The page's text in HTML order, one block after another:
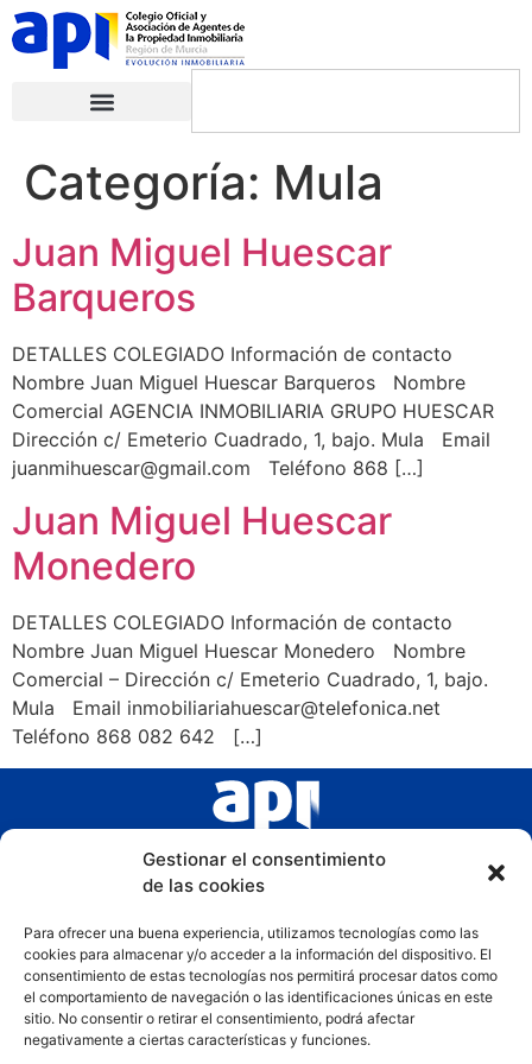
Gestionar el consentimiento
de las cookies
Para ofrecer una buena experiencia, utilizamos tecnologías como las
cookies para almacenar y/o acceder a la información del dispositivo. El
consentimiento de estas tecnologías nos permitirá procesar datos como
el comportamiento de navegación o las identificaciones únicas en este
sitio. No consentir o retirar el consentimiento, podrá afectar
negativamente a ciertas características y funciones.
Categoría: Mula
Juan Miguel Huescar
Barqueros
DETALLES COLEGIADO Información de contacto
Nombre Juan Miguel Huescar Barqueros Nombre
Comercial AGENCIA INMOBILIARIA GRUPO HUESCAR
Dirección c/ Emeterio Cuadrado, 1, bajo. Mula Email
juanmihuescar@gmail.com Teléfono 868 […]
Juan Miguel Huescar
Monedero
DETALLES COLEGIADO Información de contacto
Nombre Juan Miguel Huescar Monedero Nombre
Comercial – Dirección c/ Emeterio Cuadrado, 1, bajo.
Mula Email inmobiliariahuescar@telefonica.net
Teléfono 868 082 642 […]